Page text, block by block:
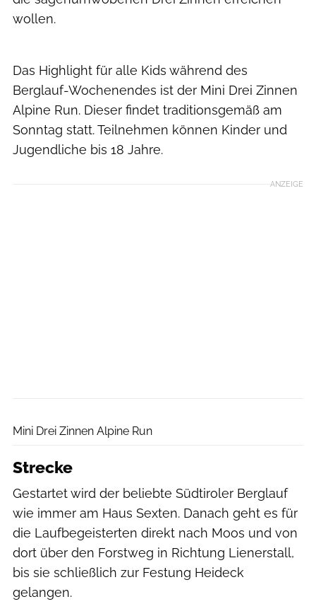
wollen.
Das Highlight für alle Kids während des
Berglauf-Wochenendes ist der Mini Drei Zinnen
Alpine Run. Dieser findet traditionsgemäß am
Sonntag statt. Teilnehmen können Kinder und
Jugendliche bis 18 Jahre.
ANZEIGE
Mini Drei Zinnen Alpine Run
Strecke
Gestartet wird der beliebte Südtiroler Berglauf
wie immer am Haus Sexten. Danach geht es für
die Laufbegeisterten direkt nach Moos und von
dort über den Forstweg in Richtung Lienerstall,
bis sie schließlich zur Festung Heideck
gelangen.